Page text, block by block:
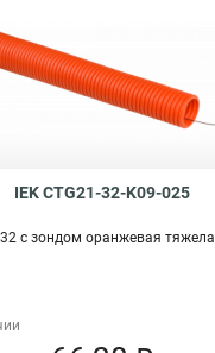
IEK CTG21-32-K09-025
с зондом оранжевая